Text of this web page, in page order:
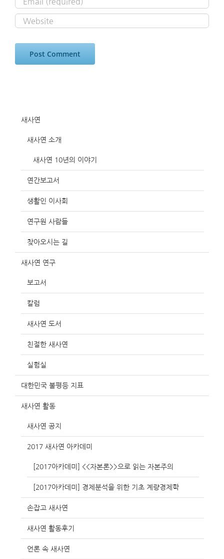
새사연
새사연 소개
새사연 10년의 이야기
연간보고서
생활인 이사회
연구원 사람들
찾아오시는 길
새사연 연구
보고서
칼럼
새사연 도서
친절한 새사연
실험실
대한민국 불평등 지표
새사연 활동
새사연 공지
2017 새사연 아카데미
[2017아카데미] <<자본론>>으로 읽는 자본주의
[2017아카데미] 경제분석을 위한 기초 계량경제학
손잡고 새사연
새사연 활동후기
언론 속 새사연